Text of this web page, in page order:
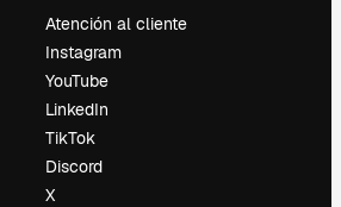
Atención al cliente
Instagram
YouTube
LinkedIn
TikTok
Discord
X